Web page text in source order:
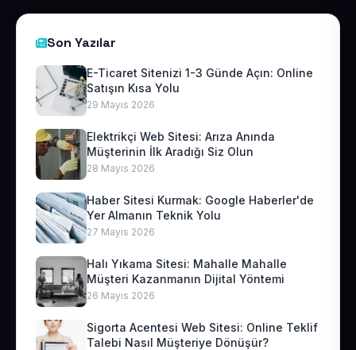
Son Yazılar
E-Ticaret Sitenizi 1-3 Günde Açın: Online
Satışın Kısa Yolu
29 Mayıs 2026
Elektrikçi Web Sitesi: Arıza Anında
Müşterinin İlk Aradığı Siz Olun
28 Mayıs 2026
Haber Sitesi Kurmak: Google Haberler'de
Yer Almanın Teknik Yolu
27 Mayıs 2026
Halı Yıkama Sitesi: Mahalle Mahalle
Müşteri Kazanmanın Dijital Yöntemi
26 Mayıs 2026
Sigorta Acentesi Web Sitesi: Online Teklif
Talebi Nasıl Müşteriye Dönüşür?